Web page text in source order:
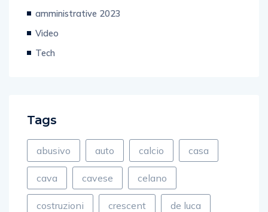
amministrative 2023
Video
Tech
Tags
abusivo auto calcio casa
cava cavese celano
costruzioni crescent de luca